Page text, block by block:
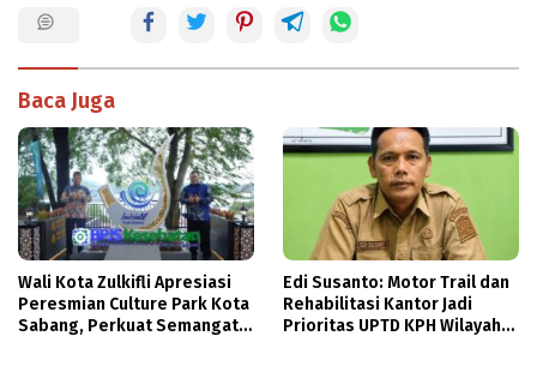
Baca Juga
Wali Kota Zulkifli Apresiasi
Peresmian Culture Park Kota
Sabang, Perkuat Semangat
Edi Susanto: Motor Trail dan
Rehabilitasi Kantor Jadi
Prioritas UPTD KPH Wilayah